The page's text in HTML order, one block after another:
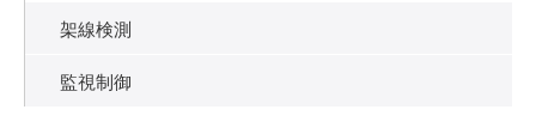
架線検測
監視制御